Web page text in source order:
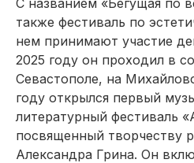
также фестиваль по
нем принимают участие
2025 году он проходил в
Севастополе, на
году открылся первый
литературный фестиваль
посвященный творчеству
Александра Грина. Он